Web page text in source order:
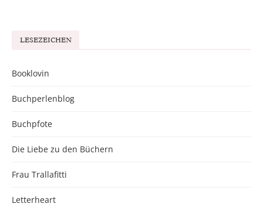
LESEZEICHEN
Booklovin
Buchperlenblog
Buchpfote
Die Liebe zu den Büchern
Frau Trallafitti
Letterheart